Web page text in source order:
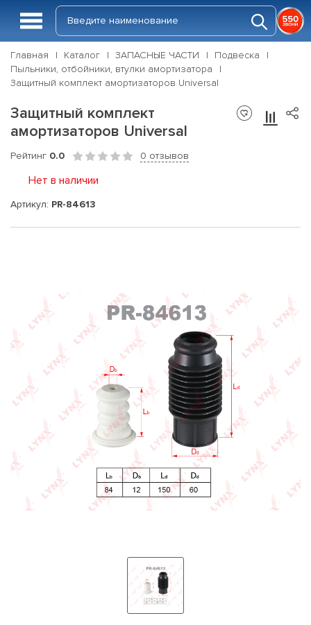
Главная Каталог ЗАПАСНЫЕ ЧАСТИ
Подвеска
Пыльники, отбойники, втулки амортизатора
Защитный комплект амортизаторов Universal
Защитный комплект
амортизаторов Universal
Рейтинг 0.0 0 отзывов
Нет в наличии
Артикул: PR-84613